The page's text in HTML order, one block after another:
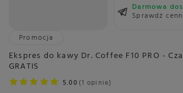
Darmowa
Sprawdź
Promocja
Ekspres do kawy Dr. Coffee F10 PRO -
GRATIS
5.00 1 opinie